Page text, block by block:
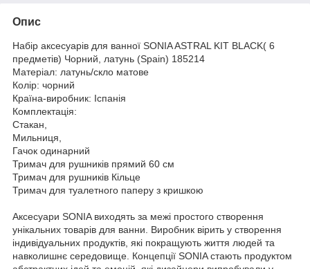
Опис
Набір аксесуарів для ванної SONIA ASTRAL KIT BLACK( 6
предметів) Чорний, латунь (Spain) 185214
Матеріал: латунь/скло матове
Колір: чорний
Країна-виробник: Іспанія
Комплектація:
Стакан,
Мильниця,
Гачок одинарний
Тримач для рушників прямий 60 см
Тримач для рушників Кільце
Тримач для туалетного паперу з кришкою
Аксесуари SONIA виходять за межі простого створення
унікальних товарів для ванни. Виробник вірить у створення
індивідуальних продуктів, які покращують життя людей та
навколишнє середовище. Концепції SONIA стають продуктом